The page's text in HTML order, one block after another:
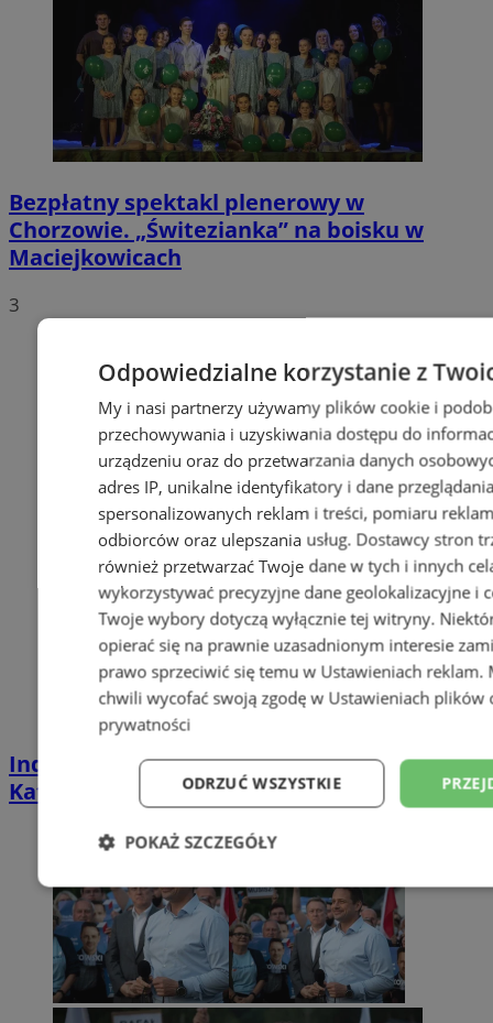
Bezpłatny spektakl plenerowy w
Chorzowie. „Świtezianka” na boisku w
Maciejkowicach
3
Industrialna podróż przez Chorzów i
Katowice. Nadchodzi HUTBANA 2026
Odpowiedzialne korzystanie z
My i nasi partnerzy używamy plików cookie i
przechowywania i uzyskiwania dostępu do
urządzeniu oraz do przetwarzania danych
adres IP, unikalne identyfikatory i dane
spersonalizowanych reklam i treści, pomiaru
odbiorców oraz ulepszania usług. Dostawcy stron
również przetwarzać Twoje dane w tych i innych
wykorzystywać precyzyjne dane geolokalizacyjne i
Twoje wybory dotyczą wyłącznie tej witryny.
opierać się na prawnie uzasadnionym interesie
prawo sprzeciwić się temu w Ustawieniach reklam.
chwili wycofać swoją zgodę w Ustawieniach plików
prywatności
ODRZUĆ WSZYSTKIE
POKAŻ SZCZEGÓŁY
Niezbędne Wydajność
Niesklasyfikowane